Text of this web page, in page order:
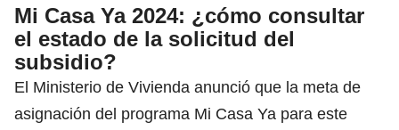
Mi Casa Ya 2024: ¿cómo consultar
el estado de la solicitud del
subsidio?
El Ministerio de Vivienda anunció que la meta de
asignación del programa Mi Casa Ya para este